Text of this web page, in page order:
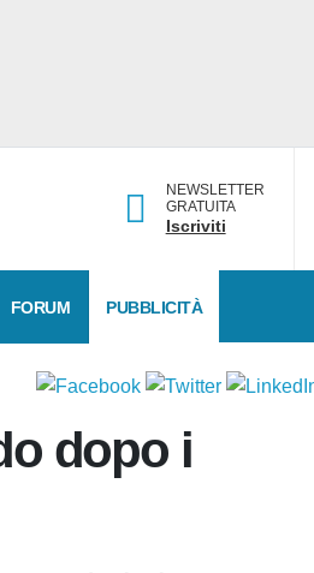
NEWSLETTER
GRATUITA
Iscriviti
FORUM PUBBLICITÀ
dopo i